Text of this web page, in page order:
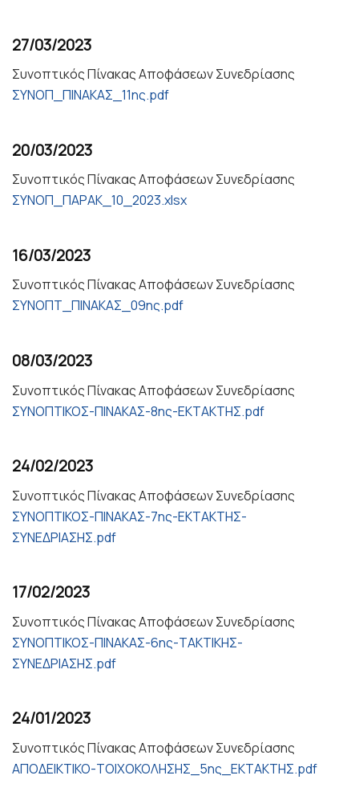
27/03/2023
Συνοπτικός Πίνακας Αποφάσεων Συνεδρίασης
ΣΥΝΟΠ_ΠΙΝΑΚΑΣ_11ης.pdf
20/03/2023
Συνοπτικός Πίνακας Αποφάσεων Συνεδρίασης
ΣΥΝΟΠ_ΠΑΡΑΚ_10_2023.xlsx
16/03/2023
Συνοπτικός Πίνακας Αποφάσεων Συνεδρίασης
ΣΥΝΟΠΤ_ΠΙΝΑΚΑΣ_09ης.pdf
08/03/2023
Συνοπτικός Πίνακας Αποφάσεων Συνεδρίασης
ΣΥΝΟΠΤΙΚΟΣ-ΠΙΝΑΚΑΣ-8ης-ΕΚΤΑΚΤΗΣ.pdf
24/02/2023
Συνοπτικός Πίνακας Αποφάσεων Συνεδρίασης
ΣΥΝΟΠΤΙΚΟΣ-ΠΙΝΑΚΑΣ-7ης-ΕΚΤΑΚΤΗΣ-
ΣΥΝΕΔΡΙΑΣΗΣ.pdf
17/02/2023
Συνοπτικός Πίνακας Αποφάσεων Συνεδρίασης
ΣΥΝΟΠΤΙΚΟΣ-ΠΙΝΑΚΑΣ-6ης-ΤΑΚΤΙΚΗΣ-
ΣΥΝΕΔΡΙΑΣΗΣ.pdf
24/01/2023
Συνοπτικός Πίνακας Αποφάσεων Συνεδρίασης
ΑΠΟΔΕΙΚΤΙΚΟ-ΤΟΙΧΟΚΟΛΗΣΗΣ_5ης_ΕΚΤΑΚΤΗΣ.pdf